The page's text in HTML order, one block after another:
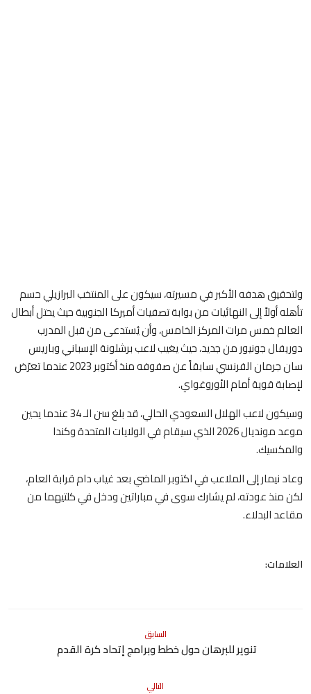
ولتحقيق هدفه الأكبر في مسيرته، سيكون على المنتخب البرازيلي حسم
تأهله أولاً إلى النهائيات من بوابة تصفيات أميركا الجنوبية حيث يحتل أبطال
العالم خمس مرات المركز الخامس، وأن يُستدعى من قبل المدرب
دوريفال جونيور من جديد، حيث يغيب لاعب برشلونة الإسباني وباريس
سان جرمان الفرنسي سابقاً عن صفوفه منذ أكتوبر 2023 عندما تعرّض
لإصابة قوية أمام الأوروغواي.
وسيكون لاعب الهلال السعودي الحالي، قد بلغ سن الـ 34 عندما يحين
موعد مونديال 2026 الذي سيقام في الولايات المتحدة وكندا
والمكسيك.
وعاد نيمار إلى الملاعب في اكتوبر الماضي بعد غياب دام قرابة العام،
لكن منذ عودته، لم يشارك سوى في مباراتين ودخل في كلتيهما من
مقاعد البدلاء.
العلامات:
السابق
تنوير للبرهان حول خطط وبرامج إتحاد كرة القدم
التالي